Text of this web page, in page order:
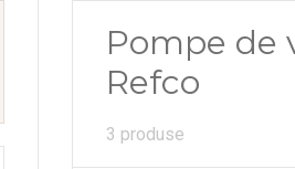
Pompe de
Refco
3 produse